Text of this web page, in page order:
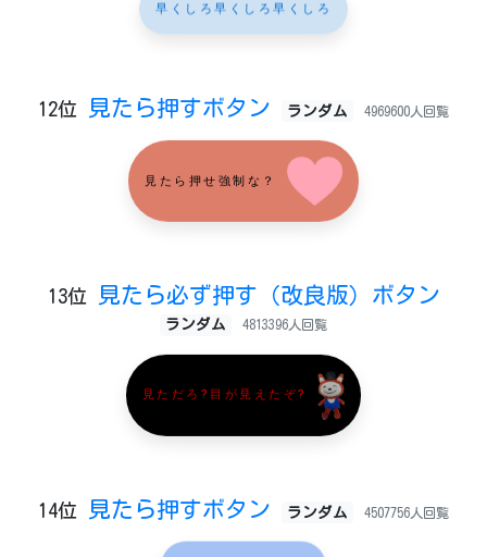
早くしろ早くしろ早くしろ
12位 見たら押すボタン ランダム 4969600人回覧
見たら押せ強制な？
13位 見たら必ず押す（改良版）ボタン
ランダム 4813396人回覧
見ただろ?目が見えたぞ?
14位 見たら押すボタン ランダム 4507756人回覧